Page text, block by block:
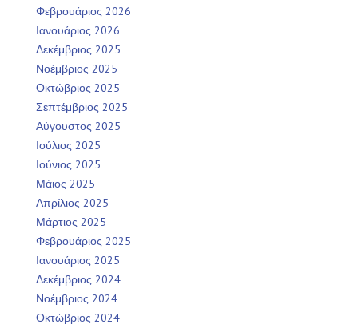
Φεβρουάριος 2026
Ιανουάριος 2026
Δεκέμβριος 2025
Νοέμβριος 2025
Οκτώβριος 2025
Σεπτέμβριος 2025
Αύγουστος 2025
Ιούλιος 2025
Ιούνιος 2025
Μάιος 2025
Απρίλιος 2025
Μάρτιος 2025
Φεβρουάριος 2025
Ιανουάριος 2025
Δεκέμβριος 2024
Νοέμβριος 2024
Οκτώβριος 2024